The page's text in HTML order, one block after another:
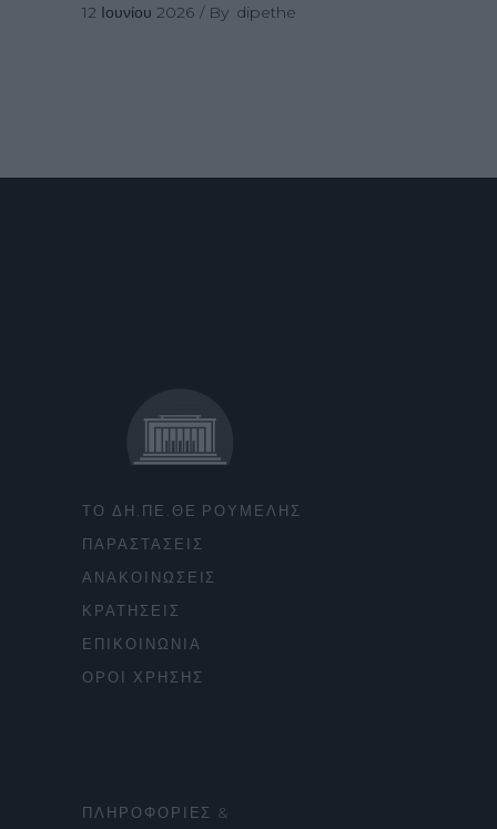
12 Ιουνίου 2026 By dipethe
ΤΟ ΔΗ.ΠΕ.ΘΕ ΡΟΥΜΕΛΗΣ
ΠΑΡΑΣΤΑΣΕΙΣ
ΑΝΑΚΟΙΝΩΣΕΙΣ
ΚΡΑΤΗΣΕΙΣ
ΕΠΙΚΟΙΝΩΝΙΑ
ΟΡΟΙ ΧΡΗΣΗΣ
ΠΛΗΡΟΦΟΡΙΕΣ &